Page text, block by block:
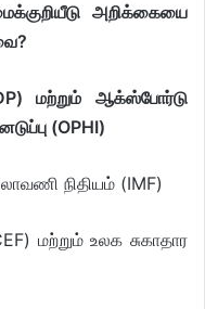
அறிக்கையை
மற்றும் ஆக்ஸ்போர்டு
(OPHI)
நிதியம் (IMF)
மற்றும் உலக சுகாதார